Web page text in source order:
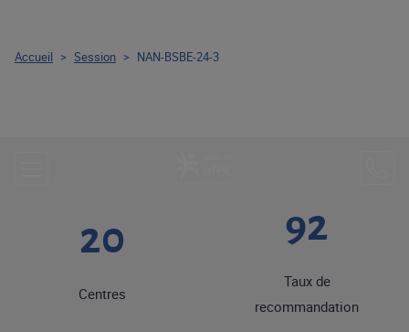
20
Centres
92
Taux de
recommandation
Accueil > Session > NAN-BSBE-24-3